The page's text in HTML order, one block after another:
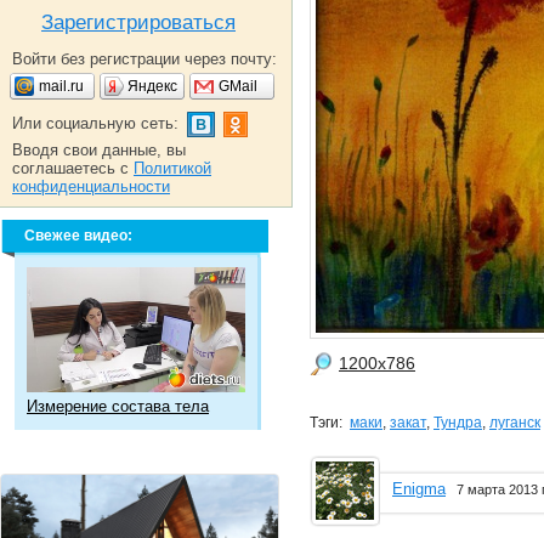
1200x786
Тэги: маки, закат, Тундра, луганск
Enigma 7 марта 2013
Зарегистрироваться
Войти без регистрации через почту:
mail.ru Яндекс GMail
Или социальную сеть:
Вводя свои данные, вы
соглашаетесь с Политикой
конфиденциальности
Свежее видео:
Измерение состава тела